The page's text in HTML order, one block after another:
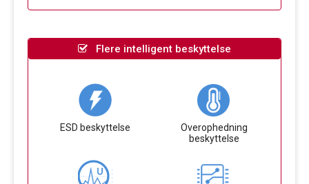
Flere intelligent beskyttelse
ESD beskyttelse
Overophedning
beskyttelse